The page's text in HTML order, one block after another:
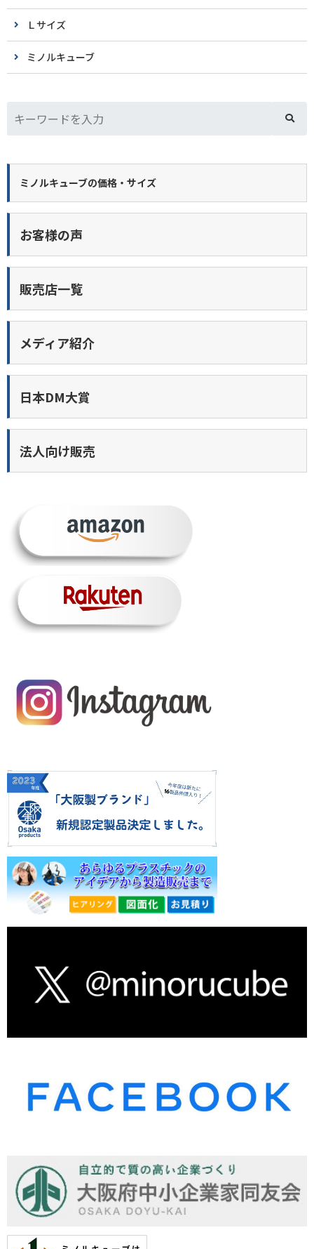
Ｌサイズ
ミノルキューブ
ミノルキューブの価格・サイズ
お客様の声
販売店一覧
メディア紹介
日本DM大賞
法人向け販売